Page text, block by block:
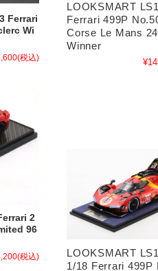
LOOKSMART
Ferrari 499P
Corse Le Mans
Winner
LOOKSMART
1/18 Ferrari 499P
Ferrari
Wi
(税込)
2
96
(税込)